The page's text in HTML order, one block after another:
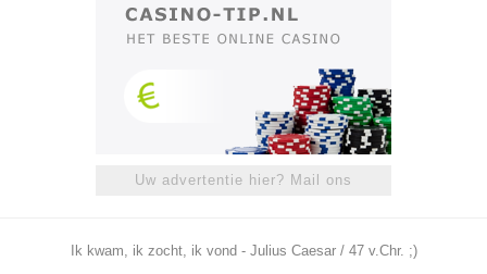
Uw advertentie hier? Mail ons
Ik kwam, ik zocht, ik vond - Julius Caesar / 47 v.Chr. ;)